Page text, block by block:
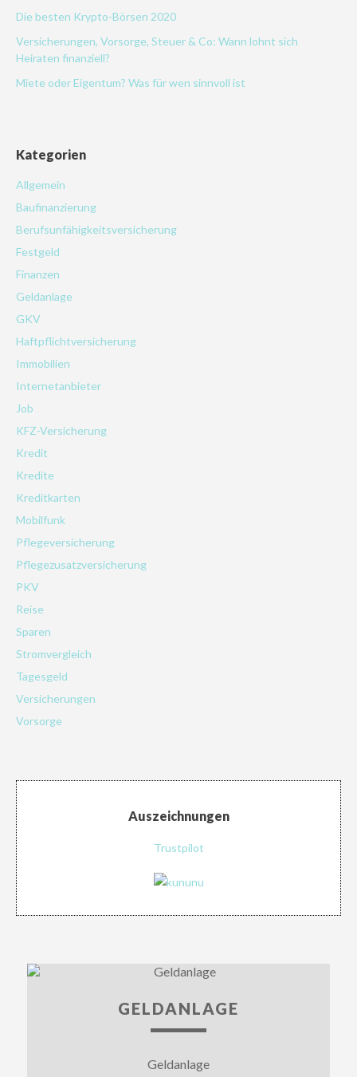
Die besten Krypto-Börsen 2020
Versicherungen, Vorsorge, Steuer & Co: Wann lohnt sich
Heiraten finanziell?
Miete oder Eigentum? Was für wen sinnvoll ist
Kategorien
Allgemein
Baufinanzierung
Berufsunfähigkeitsversicherung
Festgeld
Finanzen
Geldanlage
GKV
Haftpflichtversicherung
Immobilien
Internetanbieter
Job
KFZ-Versicherung
Kredit
Kredite
Kreditkarten
Mobilfunk
Pflegeversicherung
Pflegezusatzversicherung
PKV
Reise
Sparen
Stromvergleich
Tagesgeld
Versicherungen
Vorsorge
Auszeichnungen
Trustpilot
GELDANLAGE
Geldanlage